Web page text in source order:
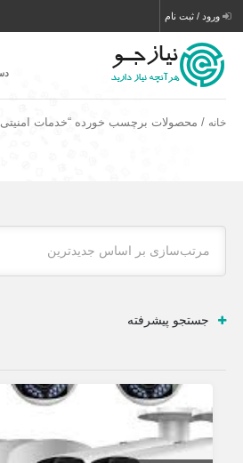
ورود / ثبت نام
خانه / محصولات برچسب خورده “خدمات امنیتی
مرتب‌سازی بر اساس جدیدترین
جستجو پیشرفته